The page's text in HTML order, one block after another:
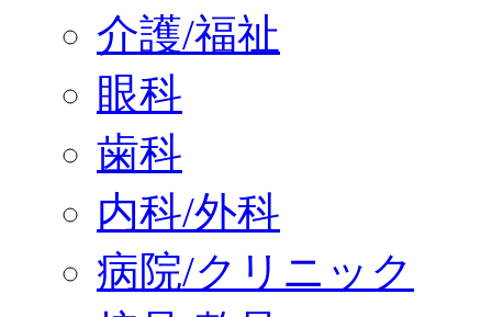
介護/福祉
眼科
歯科
内科/外科
病院/クリニック